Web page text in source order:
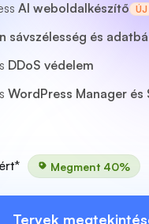
AI weboldalkészítő ÚJ
sávszélesség és
DDoS védelem
WordPress Manager és
Megment 40%
Tervek